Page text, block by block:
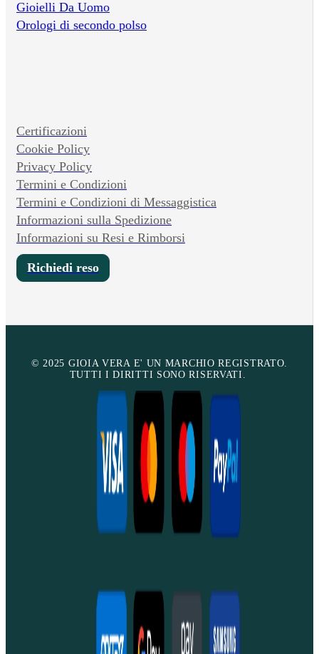
Gioielli Da Uomo
Orologi di secondo polso
Certificazioni
Cookie Policy
Privacy Policy
Termini e Condizioni
Termini e Condizioni di Messaggistica
Informazioni sulla Spedizione
Informazioni su Resi e Rimborsi
Richiedi reso
© 2025 GIOIA VERA E' UN MARCHIO REGISTRATO.
TUTTI I DIRITTI SONO RISERVATI.